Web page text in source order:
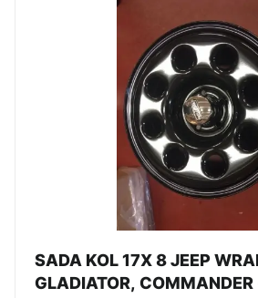
SADA KOL 17X 8 JEEP WRANGLER,